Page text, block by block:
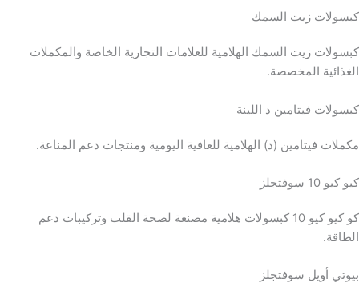
كبسولات زيت السمك
كبسولات زيت السمك الهلامية للعلامات التجارية الخاصة والمكملات
الغذائية المخصصة.
كبسولات فيتامين د اللينة
مكملات فيتامين (د) الهلامية للعافية اليومية ومنتجات دعم المناعة.
كيو كيو 10 سوفتجلز
كو كيو كيو 10 كبسولات هلامية مصنعة لصحة القلب وتركيبات دعم
الطاقة.
بيوتي أويل سوفتجلز